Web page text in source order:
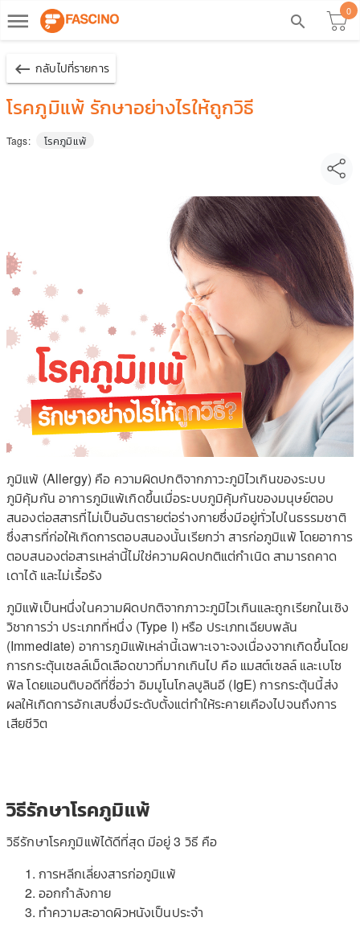
dehaze search
0
keyboard_backspace กลับไปที่รายการ
โรคภูมิแพ้ รักษาอย่างไรให้ถูกวิธี
Tags: โรคภูมิแพ้
ภูมิแพ้ (Allergy) คือ ความผิดปกติจากภาวะภูมิไวเกินของระบบ
ภูมิคุ้มกัน อาการภูมิแพ้เกิดขึ้นเมื่อระบบภูมิคุ้มกันของมนุษย์ตอบ
สนองต่อสสารที่ไม่เป็นอันตรายต่อร่างกายซึ่งมีอยู่ทั่วไปในธรรมชาติ
ซึ่งสารที่ก่อให้เกิดการตอบสนองนั้นเรียกว่า สารก่อภูมิแพ้ โดยอาการ
ตอบสนองต่อสารเหล่านี้ไม่ใช่ความผิดปกติแต่กำเนิด สามารถคาด
เดาได้ และไม่เรื้อรัง
ภูมิแพ้เป็นหนึ่งในความผิดปกติจากภาวะภูมิไวเกินและถูกเรียกในเชิง
วิชาการว่า ประเภทที่หนึ่ง (Type I) หรือ ประเภทเฉียบพลัน
(Immediate) อาการภูมิแพ้เหล่านี้เฉพาะเจาะจงเนื่องจากเกิดขึ้นโดย
การกระตุ้นเซลล์เม็ดเลือดขาวที่มากเกินไป คือ แมสต์เซลล์ และเบโซ
ฟิล โดยแอนติบอดีที่ชื่อว่า อิมมูโนโกลบูลินอี (IgE) การกระตุ้นนี้ส่ง
ผลให้เกิดการอักเสบซึ่งมีระดับตั้งแต่ทำให้ระคายเคืองไปจนถึงการ
เสียชีวิต
วิธีรักษาโรคภูมิแพ้
วิธีรักษาโรคภูมิแพ้ได้ดีที่สุด มีอยู่ 3 วิธี คือ
การหลีกเลี่ยงสารก่อภูมิแพ้
ออกกำลังกาย
ทำความสะอาดผิวหนังเป็นประจำ